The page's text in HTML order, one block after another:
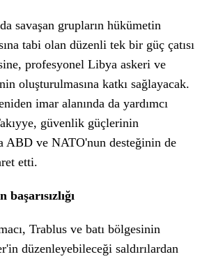
savaşan grupların hükümetin
tabi olan düzenli tek bir güç çatısı
profesyonel Libya askeri ve
oluşturulmasına katkı sağlayacak.
imar alanında da yardımcı
güvenlik güçlerinin
ABD ve NATO'nun desteğinin de
etti.
Trablus ve batı bölgesinin
düzenleyebileceği saldırılardan